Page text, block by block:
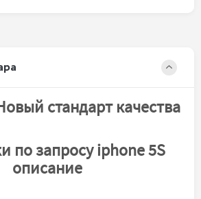
стандарт качества